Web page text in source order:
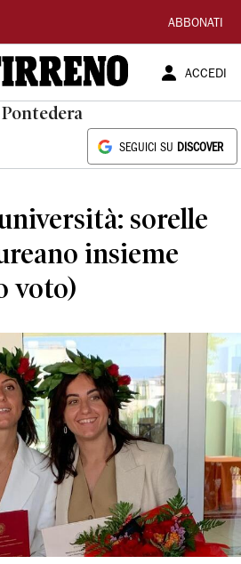
ABBONATI
ACCEDI
Pontedera
SEGUICI SU DISCOVER
sorelle
insieme
voto)